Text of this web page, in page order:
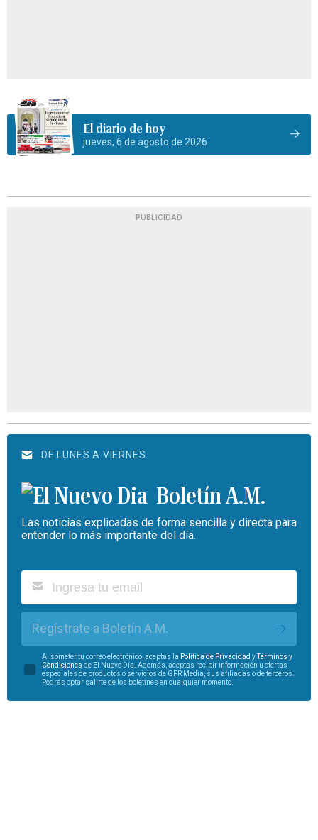
El diario de hoy
jueves, 6 de agosto de 2026
PUBLICIDAD
DE LUNES A VIERNES
Boletín A.M.
Las noticias explicadas de forma sencilla y directa para
entender lo más importante del día.
Regístrate a Boletín A.M.
Al someter tu correo electrónico, aceptas la Política de Privacidad y
Términos y
Condiciones de El Nuevo Día. Además, aceptas recibir información u ofertas
especiales de productos o servicios de GFR Media, sus afiliadas o de terceros.
Podrás optar salirte de los boletines en cualquier momento.